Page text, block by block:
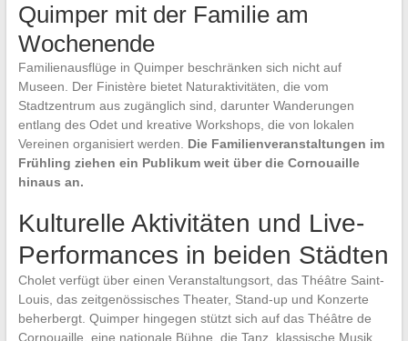
Quimper mit der Familie am
Wochenende
Familienausflüge in Quimper beschränken sich nicht auf
Museen. Der Finistère bietet Naturaktivitäten, die vom
Stadtzentrum aus zugänglich sind, darunter Wanderungen
entlang des Odet und kreative Workshops, die von lokalen
Vereinen organisiert werden. Die Familienveranstaltungen im
Frühling ziehen ein Publikum weit über die Cornouaille
hinaus an.
Kulturelle Aktivitäten und Live-
Performances in beiden Städten
Cholet verfügt über einen Veranstaltungsort, das Théâtre Saint-
Louis, das zeitgenössisches Theater, Stand-up und Konzerte
beherbergt. Quimper hingegen stützt sich auf das Théâtre de
Cornouaille, eine nationale Bühne, die Tanz, klassische Musik